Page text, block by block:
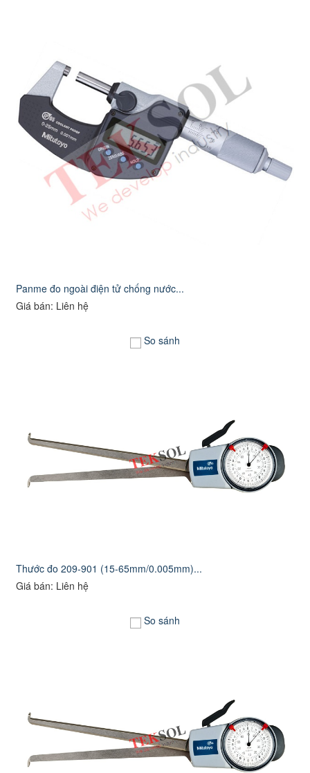
Panme đo ngoài điện tử chống nước...
Giá bán: Liên hệ
So sánh
Thước đo 209-901 (15-65mm/0.005mm)...
Giá bán: Liên hệ
So sánh